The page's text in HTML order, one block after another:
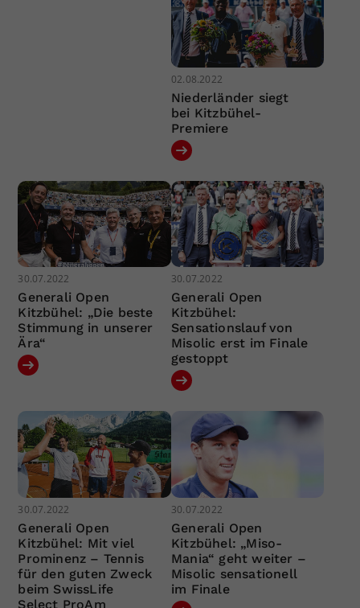
02.08.2022
Niederländer siegt
bei Kitzbühel-
Premiere
30.07.2022
Generali Open
Kitzbühel: „Die beste
Stimmung in unserer
Ära“
30.07.2022
Generali Open
Kitzbühel:
Sensationslauf von
Misolic erst im Finale
gestoppt
30.07.2022
Generali Open
Kitzbühel: Mit viel
Prominenz – Tennis
für den guten Zweck
beim SwissLife
Select ProAm
30.07.2022
Generali Open
Kitzbühel: „Miso-
Mania“ geht weiter –
Misolic sensationell
im Finale